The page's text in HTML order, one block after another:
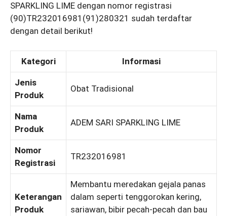
SPARKLING LIME dengan nomor registrasi
(90)TR232016981(91)280321 sudah terdaftar
dengan detail berikut!
Kategori Informasi
Jenis
Produk
Obat Tradisional
Nama
Produk
ADEM SARI SPARKLING LIME
Nomor
Registrasi
TR232016981
Keterangan
Produk
Membantu meredakan gejala panas
dalam seperti tenggorokan kering,
sariawan, bibir pecah-pecah dan bau